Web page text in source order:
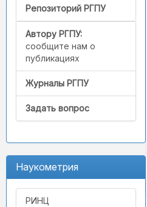
Репозиторий РГПУ
Автору РГПУ:
сообщите нам о
публикациях
Журналы РГПУ
Задать вопрос
Наукометрия
РИНЦ